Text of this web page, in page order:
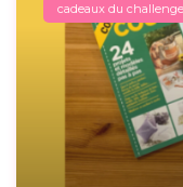
cadeaux du